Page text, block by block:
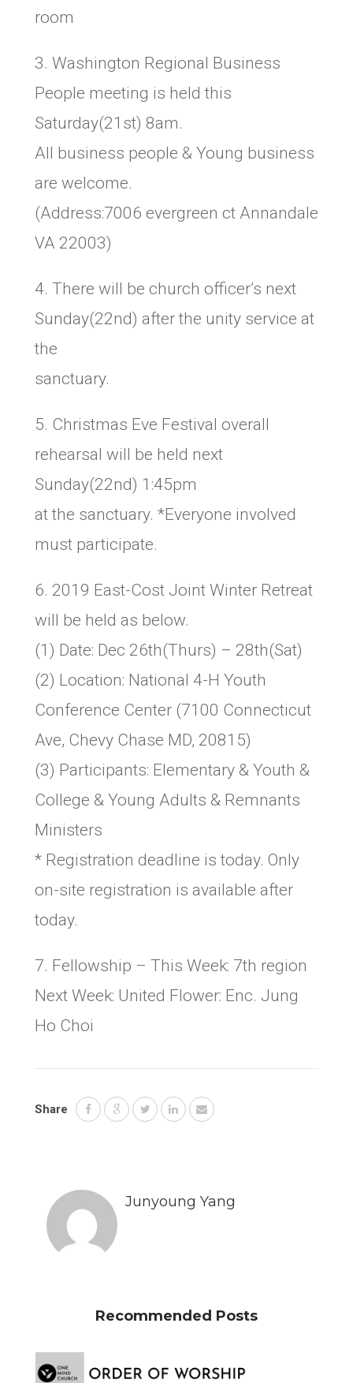
room
3. Washington Regional Business
People meeting is held this
Saturday(21st) 8am.
All business people & Young business
are welcome.
(Address:7006 evergreen ct Annandale
VA 22003)
4. There will be church officer’s next
Sunday(22nd) after the unity service at
the
sanctuary.
5. Christmas Eve Festival overall
rehearsal will be held next
Sunday(22nd) 1:45pm
at the sanctuary. *Everyone involved
must participate.
6. 2019 East-Cost Joint Winter Retreat
will be held as below.
(1) Date: Dec 26th(Thurs) – 28th(Sat)
(2) Location: National 4-H Youth
Conference Center (7100 Connecticut
Ave, Chevy Chase MD, 20815)
(3) Participants: Elementary & Youth &
College & Young Adults & Remnants
Ministers
* Registration deadline is today. Only
on-site registration is available after
today.
7. Fellowship – This Week: 7th region
Next Week: United Flower: Enc. Jung
Ho Choi
Share
Junyoung Yang
Recommended Posts